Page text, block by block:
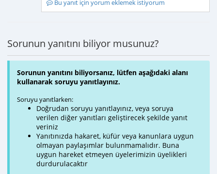
Bu yanıt için yorum eklemek istiyorum
Sorunun yanıtını biliyor musunuz?
Sorunun yanıtını biliyorsanız, lütfen aşağıdaki alanı
kullanarak soruyu yanıtlayınız.
Soruyu yanıtlarken:
Doğrudan soruyu yanıtlayınız, veya soruya
verilen diğer yanıtları geliştirecek şekilde yanıt
veriniz
Yanıtınızda hakaret, küfür veya kanunlara uygun
olmayan paylaşımlar bulunmamalıdır. Buna
uygun hareket etmeyen üyelerimizin üyelikleri
durdurulacaktır